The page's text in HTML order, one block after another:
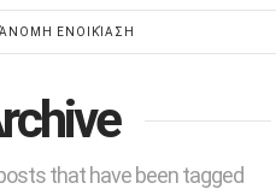
ΕΝΟΙΚΊΑΣΗ
that have been tagged